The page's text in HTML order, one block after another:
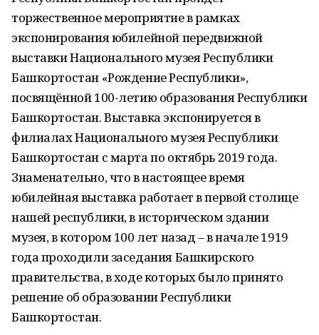
торжественное мероприятие в рамках
экспонирования юбилейной передвижной
выставки Национального музея Республики
Башкортостан «Рождение Республики»,
посвящённой 100-летию образования Республики
Башкортостан. Выставка экспонируется в
филиалах Национального музея Республики
Башкортостан с марта по октябрь 2019 года.
Знаменательно, что в настоящее время
юбилейная выставка работает в первой столице
нашей республики, в историческом здании
музея, в котором 100 лет назад – в начале 1919
года проходили заседания Башкирского
правительства, в ходе которых было принято
решение об образовании Республики
Башкортостан.